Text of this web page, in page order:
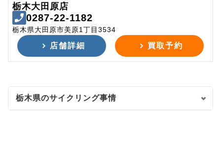
栃木大田原店
0287-22-1182
栃木県大田原市美原1丁目3534
店舗詳細 買取予約
栃木県のサイクリング事情